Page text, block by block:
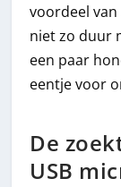
voordeel van
niet zo duur
een paar
eentje voor
De
USB